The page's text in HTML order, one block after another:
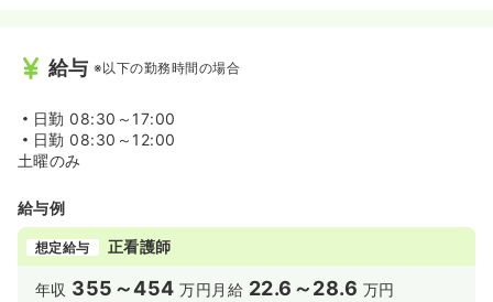
給与 ※以下の勤務時間の場合
日勤 08:30～17:00
日勤 08:30～12:00
土曜のみ
給与例
想定給与 正看護師
年収 355～454 万円 月給 22.6～28.6 万円